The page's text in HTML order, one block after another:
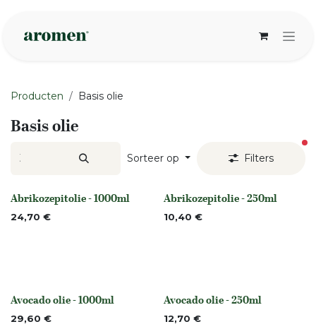
Producten Basis olie
Basis olie
Sorteer op Filters
None
Abrikozepitolie - 1000ml
24,70 € None
Abrikozepitolie - 250ml
10,40 €
None
Avocado olie - 1000ml
29,60 € None
Avocado olie - 250ml
12,70 €